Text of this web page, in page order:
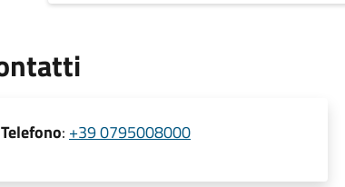
Telefono: +39 0795008000